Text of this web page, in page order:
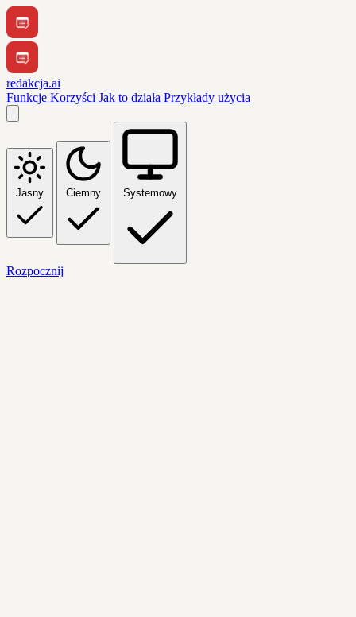
redakcja.ai
Funkcje Korzyści Jak to działa Przykłady użycia
Jasny Ciemny Systemowy
Rozpocznij